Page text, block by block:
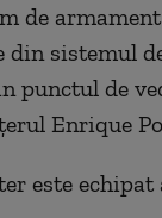
de
din sistemul
punctul de
Enrique
este